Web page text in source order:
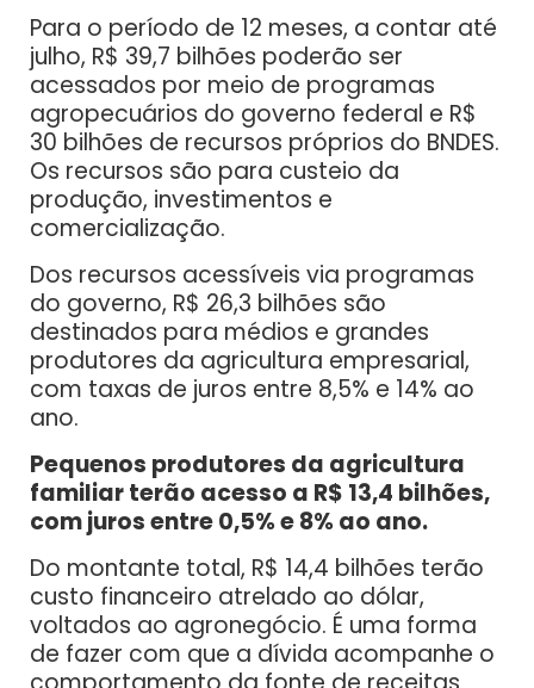
Para o período de 12 meses, a contar até
julho, R$ 39,7 bilhões poderão ser
acessados por meio de programas
agropecuários do governo federal e R$
30 bilhões de recursos próprios do BNDES.
Os recursos são para custeio da
produção, investimentos e
comercialização.
Dos recursos acessíveis via programas
do governo, R$ 26,3 bilhões são
destinados para médios e grandes
produtores da agricultura empresarial,
com taxas de juros entre 8,5% e 14% ao
ano.
Pequenos produtores da agricultura
familiar terão acesso a R$ 13,4 bilhões,
com juros entre 0,5% e 8% ao ano.
Do montante total, R$ 14,4 bilhões terão
custo financeiro atrelado ao dólar,
voltados ao agronegócio. É uma forma
de fazer com que a dívida acompanhe o